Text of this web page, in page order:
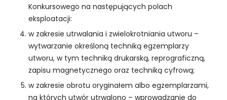
Konkursowego na następujących polach
eksploatacji:
w zakresie utrwalania i zwielokrotniania utworu –
wytwarzanie określoną techniką egzemplarzy
utworu, w tym techniką drukarską, reprograficzną,
zapisu magnetycznego oraz techniką cyfrową;
w zakresie obrotu oryginałem albo egzemplarzami,
na których utwór utrwalono – wprowadzanie do